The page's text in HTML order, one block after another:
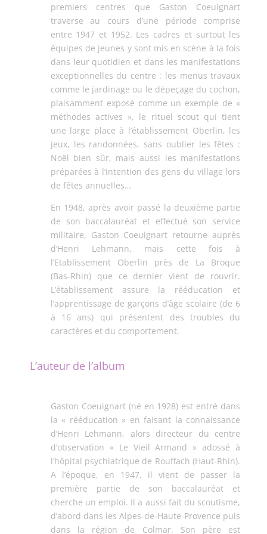
premiers centres que Gaston Coeuignart
traverse au cours d’une période comprise
entre 1947 et 1952. Les cadres et surtout les
équipes de jeunes y sont mis en scène à la fois
dans leur quotidien et dans les manifestations
exceptionnelles du centre : les menus travaux
comme le jardinage ou le dépeçage du cochon,
plaisamment exposé comme un exemple de «
méthodes actives », le rituel scout qui tient
une large place à l’établissement Oberlin, les
jeux, les randonnées, sans oublier les fêtes :
Noël bien sûr, mais aussi les manifestations
préparées à l’intention des gens du village lors
de fêtes annuelles…
En 1948, après avoir passé la deuxième partie
de son baccalauréat et effectué son service
militaire, Gaston Coeuignart retourne auprès
d’Henri Lehmann, mais cette fois à
l’Etablissement Oberlin près de La Broque
(Bas-Rhin) que ce dernier vient de rouvrir.
L’établissement assure la rééducation et
l’apprentissage de garçons d’âge scolaire (de 6
à 16 ans) qui présentent des troubles du
caractères et du comportement.
L’auteur de l’album
Gaston Coeuignart (né en 1928) est entré dans
la « rééducation » en faisant la connaissance
d’Henri Lehmann, alors directeur du centre
d’observation « Le Vieil Armand » adossé à
l’hôpital psychiatrique de Rouffach (Haut-Rhin).
A l’époque, en 1947, il vient de passer la
première partie de son baccalauréat et
cherche un emploi. Il a aussi fait du scoutisme,
d’abord dans les Alpes-de-Haute-Provence puis
dans la région de Colmar. Son père est